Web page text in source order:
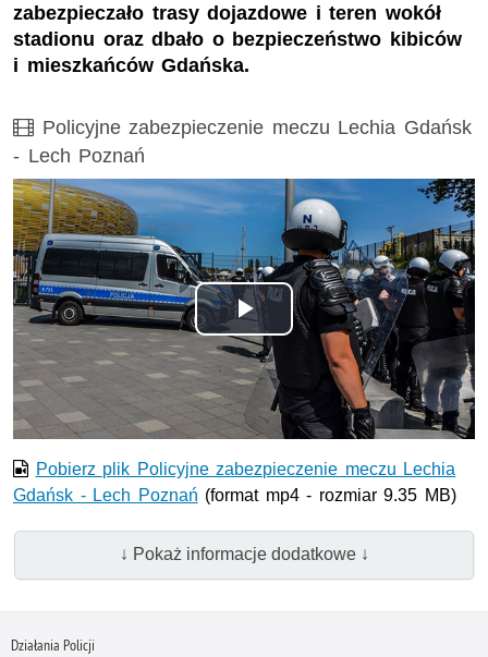
zabezpieczało trasy dojazdowe i teren wokół
stadionu oraz dbało o bezpieczeństwo kibiców
i mieszkańców Gdańska.
Film
Policyjne zabezpieczenie meczu Lechia Gdańsk
- Lech Poznań
Odtwórz
wideo
Pobierz plik Policyjne zabezpieczenie meczu Lechia
Gdańsk - Lech Poznań (format mp4 - rozmiar 9.35 MB)
↓ Pokaż informacje dodatkowe ↓
Działania Policji